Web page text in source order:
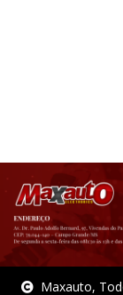
Maxauto,